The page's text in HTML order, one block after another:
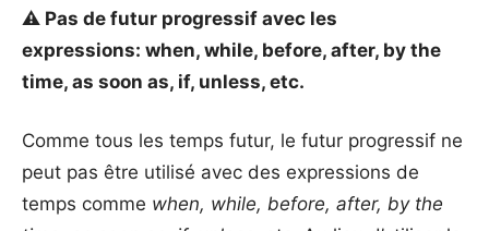
⚠️ Pas de futur progressif avec les
expressions: when, while, before, after, by the
time, as soon as, if, unless, etc.
Comme tous les temps futur, le futur progressif ne
peut pas être utilisé avec des expressions de
temps comme when, while, before, after, by the